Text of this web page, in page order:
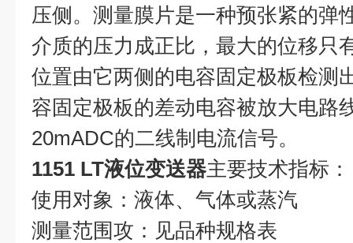
压侧。测量膜片是一种预张紧的弹
介质的压力成正比，最大的位移只
位置由它两侧的电容固定极板检测
容固定极板的差动电容被放大电路
20mADC的二线制电流信号。
1151 LT液位变送器主要技术指标：
使用对象：液体、气体或蒸汽
测量范围攻：见品种规格表